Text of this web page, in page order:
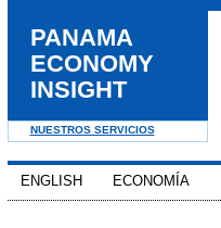
ENGLISH ECONOMÍA
PANAMA
ECONOMY
INSIGHT
NUESTROS SERVICIOS